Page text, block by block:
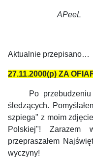
APeeL
Aktualnie przepisano…
27.11.2000(p) ZA
Po przebudzeniu o
śledzących.
szpiega" z moim
Polskiej"! Zarazem
przepraszałem
wyczyny!